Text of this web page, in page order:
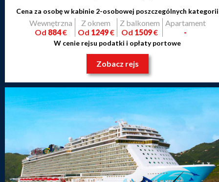
Cena za osobę w kabinie 2-osobowej poszczególnych kategorii
Wewnętrzna
Od 884€
Z oknem
Od 1249€
Z balkonem
Od 1509€
Apartament
-
W cenie rejsu podatki i opłaty portowe
Zobacz rejs